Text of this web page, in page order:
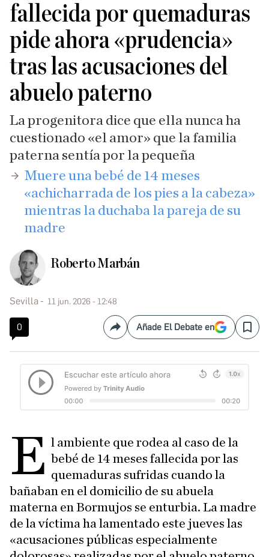
fallecida por quemaduras
pide ahora «prudencia»
tras las acusaciones del
abuelo paterno
La progenitora dice que ella nunca ha
cuestionado «el amor» que la familia
paterna sentía por la pequeña
Muere una bebé de 14 meses
«achicharrada de los pies a la cabeza»
mientras la duchaba la pareja de su
madre
Roberto Marbán
Sevilla 11 jun. 2026 - 12:48
0 CompartirAñade El Debate en Save
E l ambiente que rodea al caso de la
bebé de 14 meses fallecida por las
quemaduras sufridas cuando la
bañaban en el domicilio de su abuela
materna en Bormujos se enturbia. La madre
de la víctima ha lamentado este jueves las
«acusaciones públicas especialmente